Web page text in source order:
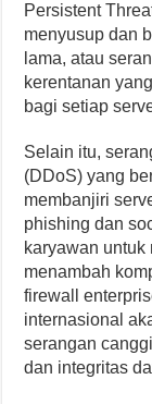
Persistent
menyusup dan
lama, atau
kerentanan
bagi setiap
Selain itu,
(DDoS) yang
membanjiri
phishing dan
karyawan untuk
menambah
firewall
internasional
serangan
dan integritas